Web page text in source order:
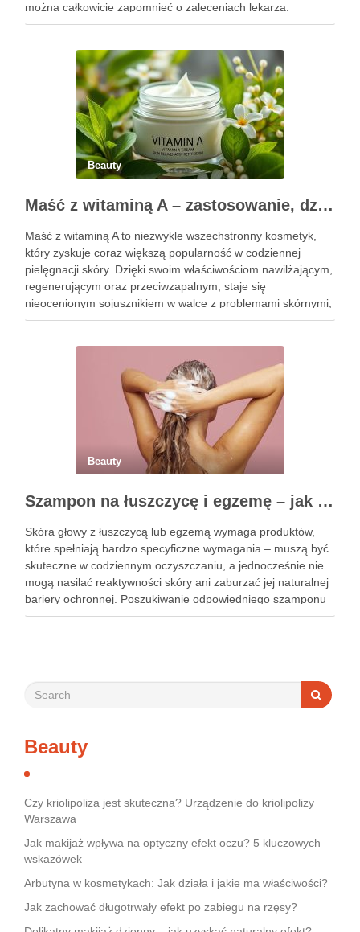
można całkowicie zapomnieć o zaleceniach lekarza.
Pierwsze godziny i dni po zabiegu mają znaczenie dla
Beauty
Maść z witaminą A – zastosowanie, działanie i bezpieczeństwo stosowania
Maść z witaminą A to niezwykle wszechstronny kosmetyk,
który zyskuje coraz większą popularność w codziennej
pielęgnacji skóry. Dzięki swoim właściwościom nawilżającym,
regenerującym oraz przeciwzapalnym, staje się
nieocenionym sojusznikiem w walce z problemami skórnymi,
takimi jak zmarszczki, trądzik czy podrażnienia. Jej działanie
Beauty
Szampon na łuszczycę i egzemę – jak świadomie dobierać produkty przy wrażliwej skórze głowy?
Skóra głowy z łuszczycą lub egzemą wymaga produktów,
które spełniają bardzo specyficzne wymagania – muszą być
skuteczne w codziennym oczyszczaniu, a jednocześnie nie
mogą nasilać reaktywności skóry ani zaburzać jej naturalnej
bariery ochronnej. Poszukiwanie odpowiedniego szamponu
bywa dla wielu pacjentów procesem długim i frustrującym, bo
Beauty
Czy kriolipoliza jest skuteczna? Urządzenie do kriolipolizy
Warszawa
Jak makijaż wpływa na optyczny efekt oczu? 5 kluczowych
wskazówek
Arbutyna w kosmetykach: Jak działa i jakie ma właściwości?
Jak zachować długotrwały efekt po zabiegu na rzęsy?